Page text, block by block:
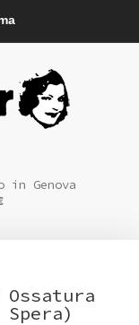
in Genova
Ossatura